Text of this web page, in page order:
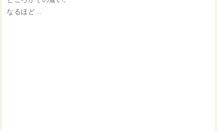
なるほど…